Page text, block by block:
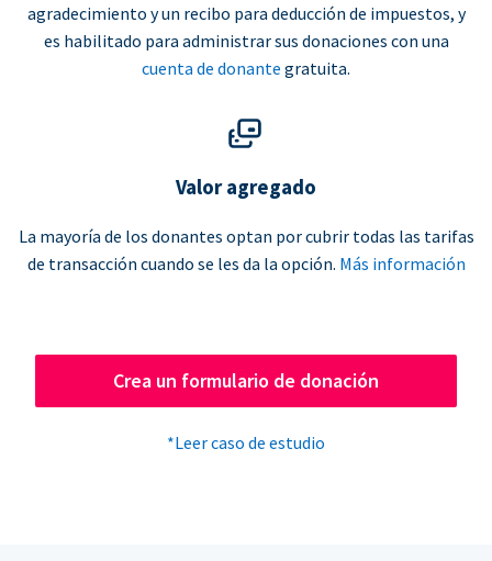
agradecimiento y un recibo para deducción de impuestos, y
es habilitado para administrar sus donaciones con una
cuenta de donante gratuita.
Valor agregado
La mayoría de los donantes optan por cubrir todas las tarifas
de transacción cuando se les da la opción. Más información
Crea un formulario de donación
*Leer caso de estudio